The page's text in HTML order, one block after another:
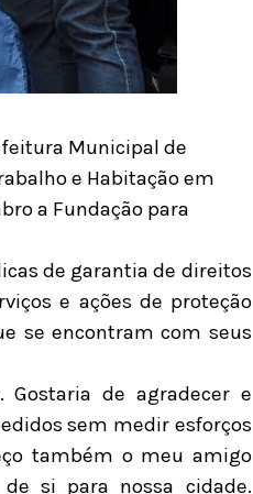
Municipal de
e Habitação em
a Fundação para
de garantia de direitos
e ações de proteção
se encontram com seus
de agradecer e
sem medir esforços
também o meu amigo
si para nossa cidade.